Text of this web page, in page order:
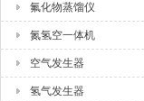
氟化物蒸馏仪
氮氢空一体机
空气发生器
氢气发生器